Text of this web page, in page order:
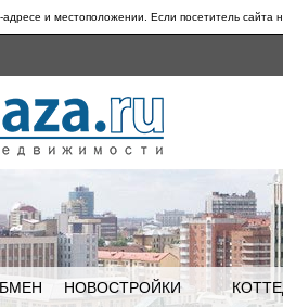
и местоположении. Если посетитель сайта
НОВОСТРОЙКИ